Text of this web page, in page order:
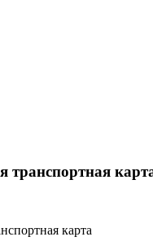
транспортная